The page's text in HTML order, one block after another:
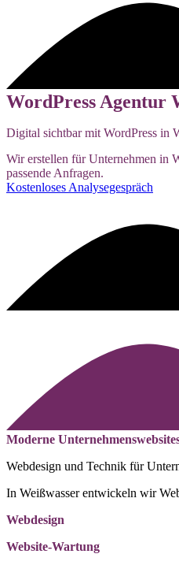
WordPress Agentur
Digital sichtbar mit WordPress in
Wir erstellen für Unternehmen in
passende Anfragen.
Kostenloses Analysegespräch
Moderne
Webdesign und Technik für
In Weißwasser entwickeln wir
Webdesign
Website-Wartung